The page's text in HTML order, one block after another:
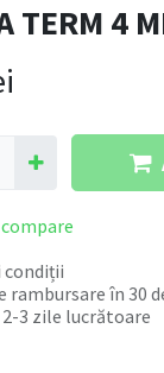
TERM 4
condiții
rambursare în 30
2-3 zile lucrătoare